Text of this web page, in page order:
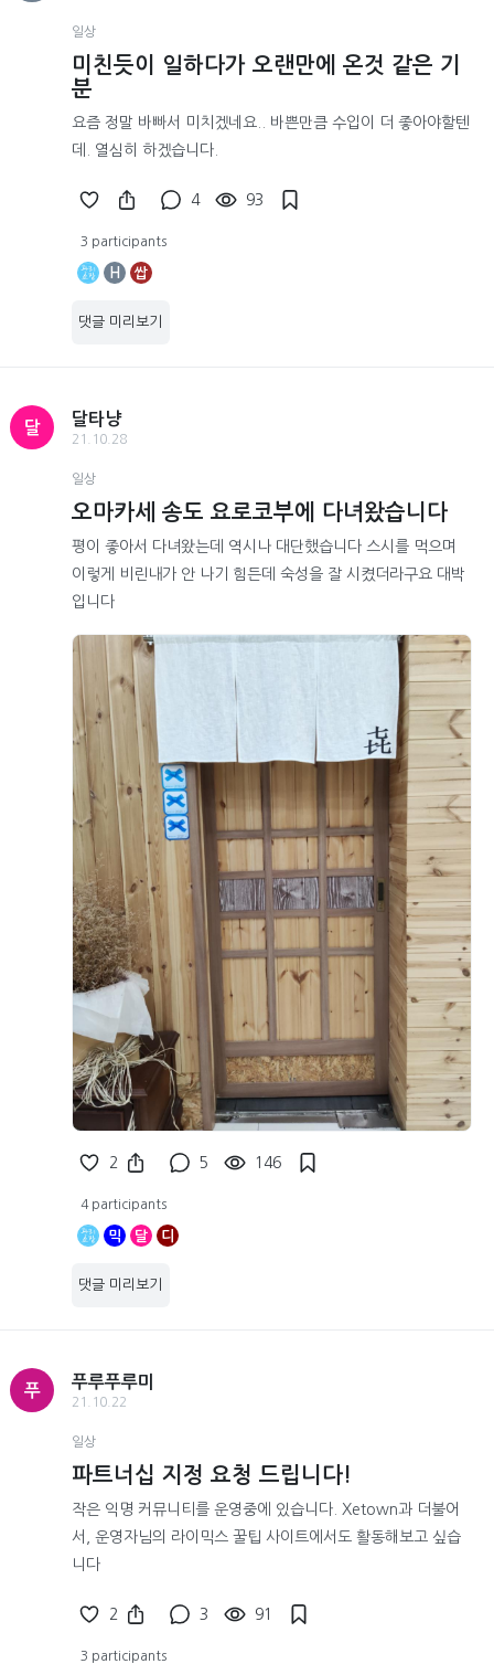
일상
미친듯이 일하다가 오랜만에 온것 같은 기
분
요즘 정말 바빠서 미치겠네요.. 바쁜만큼 수입이 더 좋아야할텐
데. 열심히 하겠습니다.
4 93
3 participants
H 쌉
댓글 미리보기
달
달타냥
21.10.28
일상
오마카세 송도 요로코부에 다녀왔습니다
평이 좋아서 다녀왔는데 역시나 대단했습니다 스시를 먹으며
이렇게 비린내가 안 나기 힘든데 숙성을 잘 시켰더라구요 대박
입니다
2 5 146
4 participants
믹 달 디
댓글 미리보기
푸
푸루푸루미
21.10.22
일상
파트너십 지정 요청 드립니다!
작은 익명 커뮤니티를 운영중에 있습니다. Xetown과 더불어
서, 운영자님의 라이믹스 꿀팁 사이트에서도 활동해보고 싶습
니다
2 3 91
3 participants